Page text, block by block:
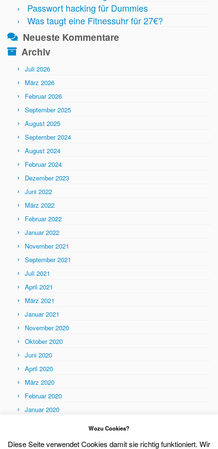
Passwort hacking für Dummies
Was taugt eine Fitnessuhr für 27€?
Neueste Kommentare
Archiv
Juli 2026
März 2026
Februar 2026
September 2025
August 2025
September 2024
August 2024
Februar 2024
Dezember 2023
Juni 2022
März 2022
Februar 2022
Januar 2022
November 2021
September 2021
Juli 2021
April 2021
März 2021
Januar 2021
November 2020
Oktober 2020
Juni 2020
April 2020
März 2020
Februar 2020
Januar 2020
Themen
Wozu Cookies?
Diese Seite verwendet Cookies damit sie richtig funktioniert. Wir